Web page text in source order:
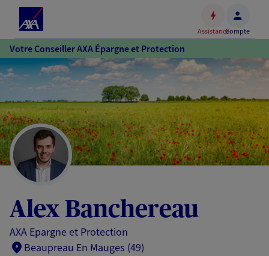
Accéder
au
contenu
principal
Accéder
au
pied
de
page
AssistanceCompte
Votre Conseiller AXA Épargne et Protection
Alex Banchereau
AXA Epargne et Protection
Beaupreau En Mauges (49)